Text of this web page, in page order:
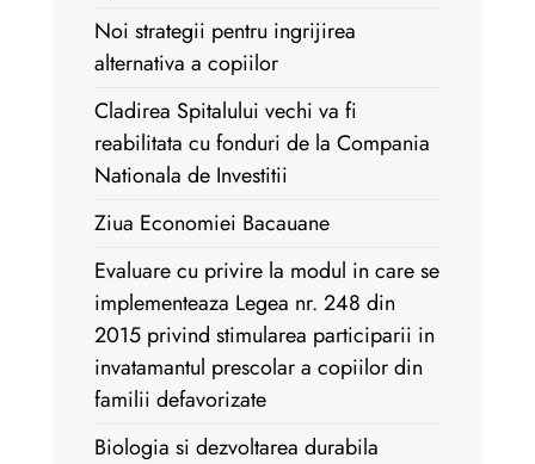
Noi strategii pentru ingrijirea
alternativa a copiilor
Cladirea Spitalului vechi va fi
reabilitata cu fonduri de la Compania
Nationala de Investitii
Ziua Economiei Bacauane
Evaluare cu privire la modul in care se
implementeaza Legea nr. 248 din
2015 privind stimularea participarii in
invatamantul prescolar a copiilor din
familii defavorizate
Biologia si dezvoltarea durabila